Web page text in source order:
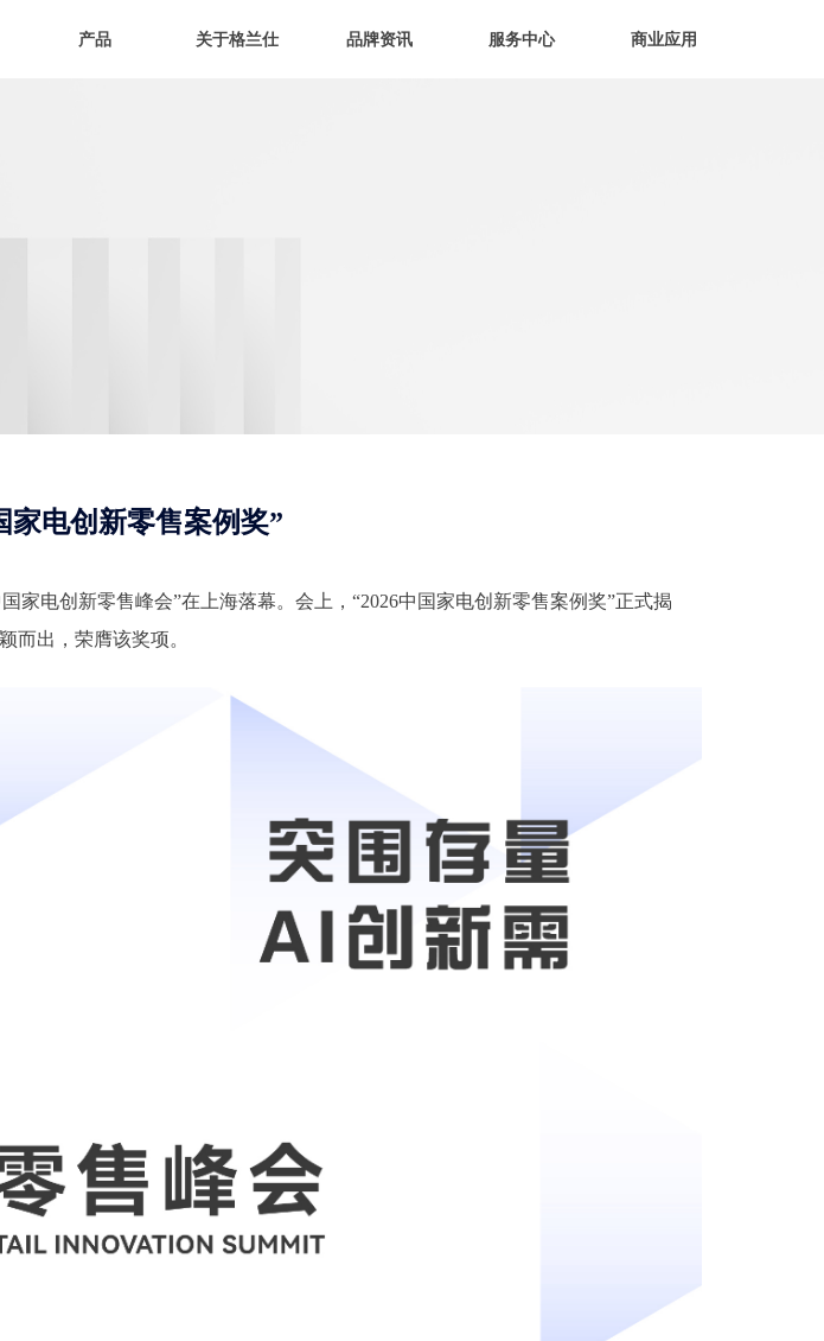
产品 关于格兰仕 品牌资讯 服务中心 商业应用
家电创新零售案例奖”
电创新零售峰会”在上海落幕。会上，“2026中国家电创新零售案例奖”正式揭
而出，荣膺该奖项。